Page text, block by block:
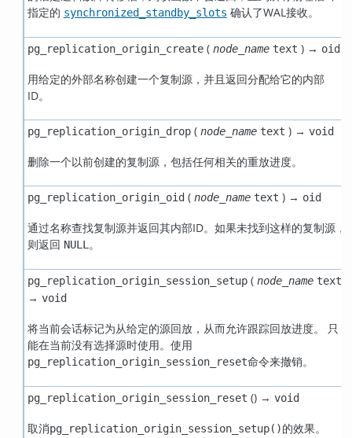
指定的 synchronized_standby_slots 确认了WAL接收。
pg_replication_origin_create( node_name text ) → oid
用给定的外部名称创建一个复制源，并且返回分配给它的内部
ID。
pg_replication_origin_drop( node_name text ) → void
删除一个以前创建的复制源，包括任何相关的重放进度。
pg_replication_origin_oid( node_name text ) → oid
通过名称查找复制源并返回其内部ID。如果未找到这样的复制源，
则返回 NULL 。
pg_replication_origin_session_setup( node_name text
→ void
将当前会话标记为从给定的源回放，从而允许跟踪回放进度。 只
能在当前没有选择源时使用。使用
pg_replication_origin_session_reset命令来撤销。
pg_replication_origin_session_reset () → void
取消pg_replication_origin_session_setup()的效果。